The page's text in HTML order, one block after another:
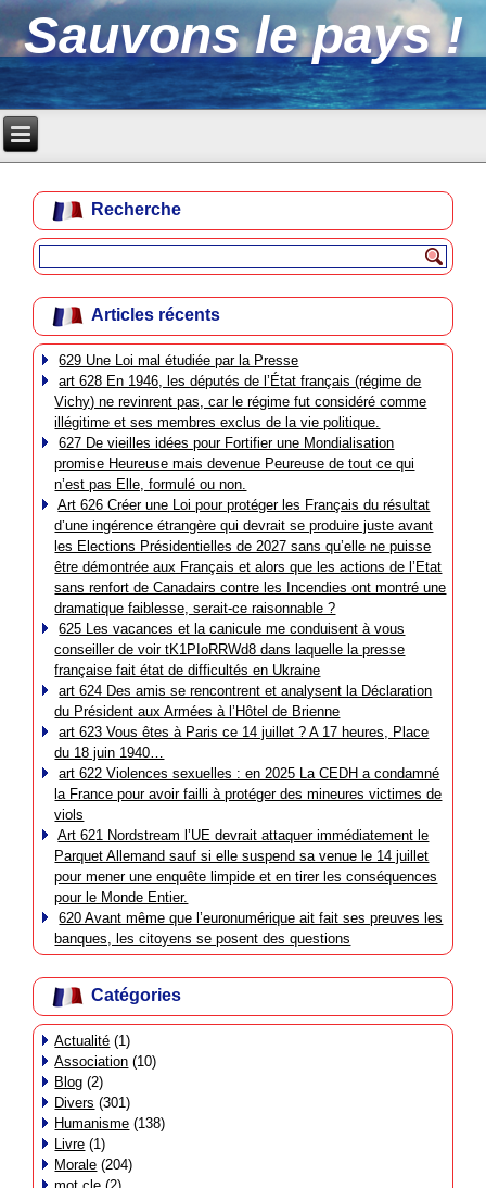
Sauvons le pays !
Recherche
Articles récents
629 Une Loi mal étudiée par la Presse
art 628 En 1946, les députés de l’État français (régime de
Vichy) ne revinrent pas, car le régime fut considéré comme
illégitime et ses membres exclus de la vie politique.
627 De vieilles idées pour Fortifier une Mondialisation
promise Heureuse mais devenue Peureuse de tout ce qui
n’est pas Elle, formulé ou non.
Art 626 Créer une Loi pour protéger les Français du résultat
d’une ingérence étrangère qui devrait se produire juste avant
les Elections Présidentielles de 2027 sans qu’elle ne puisse
être démontrée aux Français et alors que les actions de l’Etat
sans renfort de Canadairs contre les Incendies ont montré une
dramatique faiblesse, serait-ce raisonnable ?
625 Les vacances et la canicule me conduisent à vous
conseiller de voir tK1PIoRRWd8 dans laquelle la presse
française fait état de difficultés en Ukraine
art 624 Des amis se rencontrent et analysent la Déclaration
du Président aux Armées à l’Hôtel de Brienne
art 623 Vous êtes à Paris ce 14 juillet ? A 17 heures, Place
du 18 juin 1940…
art 622 Violences sexuelles : en 2025 La CEDH a condamné
la France pour avoir failli à protéger des mineures victimes de
viols
Art 621 Nordstream l’UE devrait attaquer immédiatement le
Parquet Allemand sauf si elle suspend sa venue le 14 juillet
pour mener une enquête limpide et en tirer les conséquences
pour le Monde Entier.
620 Avant même que l’euronumérique ait fait ses preuves les
banques, les citoyens se posent des questions
Catégories
Actualité (1)
Association (10)
Blog (2)
Divers (301)
Humanisme (138)
Livre (1)
Morale (204)